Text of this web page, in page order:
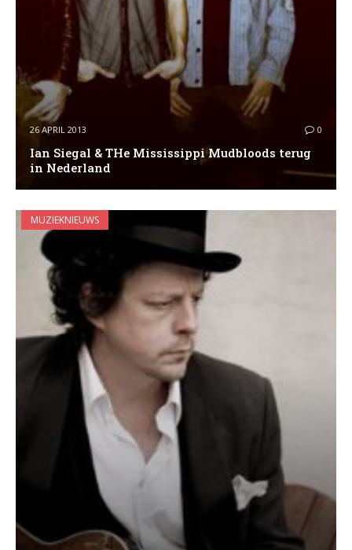
26 APRIL 2013 0
Ian Siegal & THe Mississippi Mudbloods terug
in Nederland
MUZIEKNIEUWS